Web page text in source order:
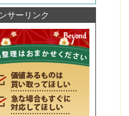
サーリンク